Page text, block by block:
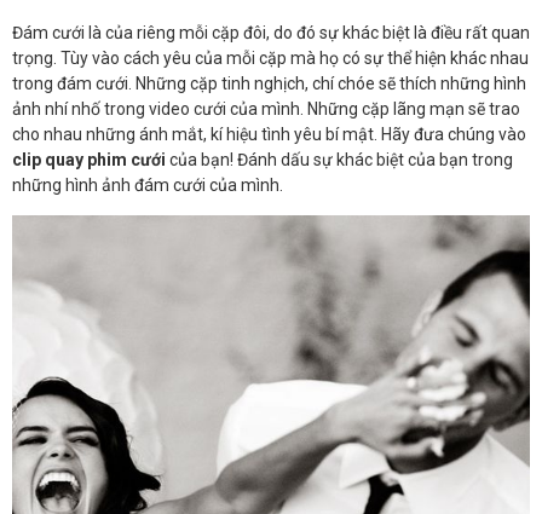
Đám cưới là của riêng mỗi cặp đôi, do đó sự khác biệt là điều rất quan
trọng. Tùy vào cách yêu của mỗi cặp mà họ có sự thể hiện khác nhau
trong đám cưới. Những cặp tinh nghịch, chí chóe sẽ thích những hình
ảnh nhí nhố trong video cưới của mình. Những cặp lãng mạn sẽ trao
cho nhau những ánh mắt, kí hiệu tình yêu bí mật. Hãy đưa chúng vào
clip quay phim cưới của bạn! Đánh dấu sự khác biệt của bạn trong
những hình ảnh đám cưới của mình.